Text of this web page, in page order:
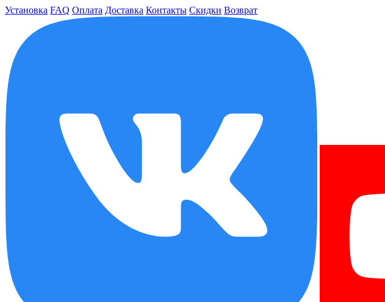
Установка FAQ Оплата Доставка Контакты Скидки Возврат